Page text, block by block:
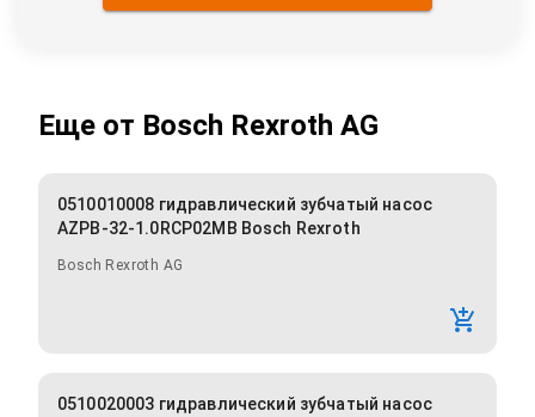
Еще от Bosch Rexroth AG
0510010008 гидравлический зубчатый насос
AZPB-32-1.0RCP02MB Bosch Rexroth
Bosch Rexroth AG
0510020003 гидравлический зубчатый насос